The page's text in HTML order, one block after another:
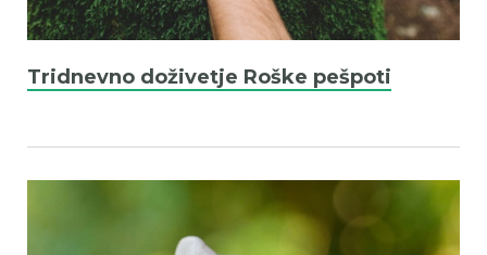
Tridnevno doživetje Roške pešpoti